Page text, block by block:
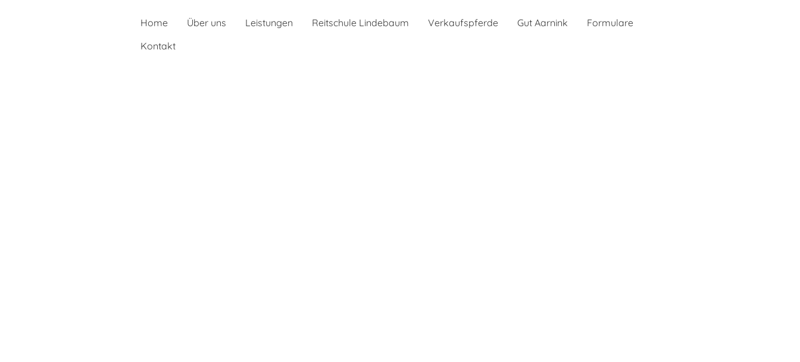
Home Über uns Leistungen Reitschule Lindebaum Verkaufspferde Gut Aarnink
Formulare
Kontakt